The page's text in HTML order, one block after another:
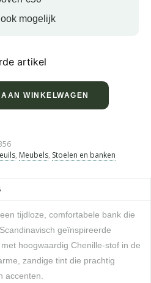
mogelijk
artikel
WINKELWAGEN
, Meubels, Stoelen en banken
tijdloze, comfortabele bank die
geïnspireerde
hoogwaardig Chenille-stof in de
zandige tint die prachtig
accenten.